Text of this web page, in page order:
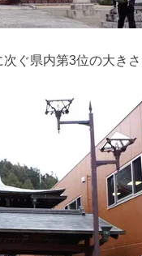
ぐ県内第3位の大き